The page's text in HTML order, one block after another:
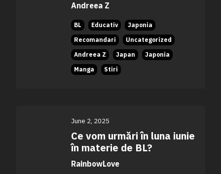
Andreea Z
BL Educativ
Japonia
Recomandari
Uncategorized
Andreea Z
Japan
Japonia
Manga
Stiri
June 2, 2025
Ce vom urmări în luna iunie
în materie de BL?
RainbowLove